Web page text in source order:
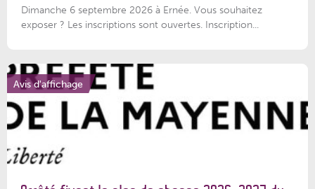
Dimanche 6 septembre 2026 à Ernée. Vous souhaitez
exposer ? Les inscriptions sont ouvertes. Inscription...
Avis d'affichage